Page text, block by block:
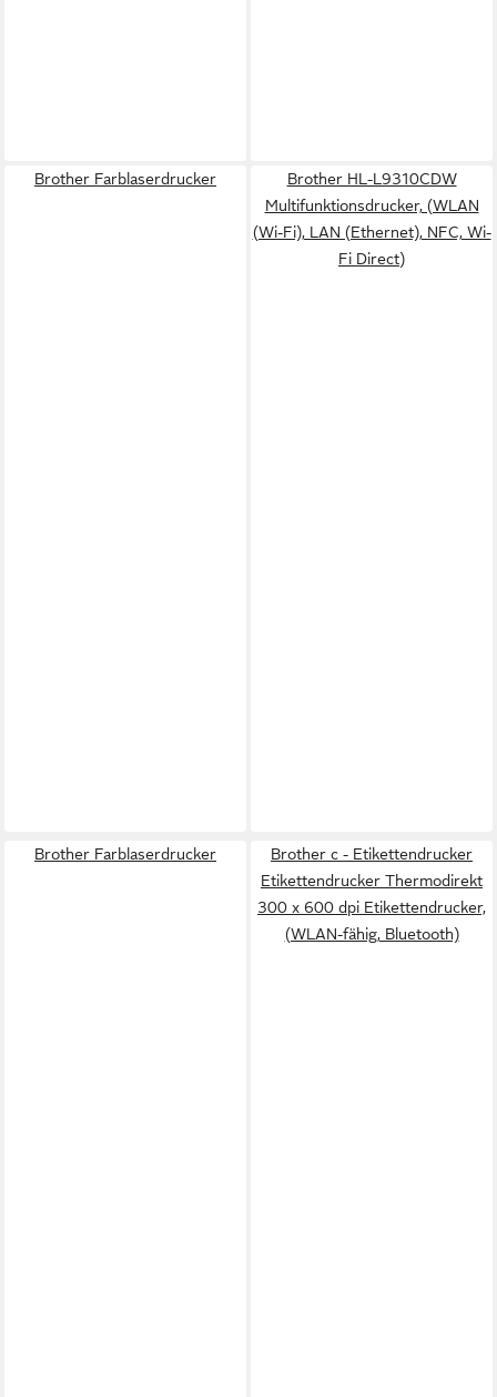
Brother Farblaserdrucker
Brother HL-L9310CDW
Multifunktionsdrucker, (WLAN
(Wi-Fi), LAN (Ethernet), NFC, Wi-
Fi Direct)
Brother Farblaserdrucker
Brother c - Etikettendrucker
Etikettendrucker Thermodirekt
300 x 600 dpi Etikettendrucker,
(WLAN-fähig, Bluetooth)